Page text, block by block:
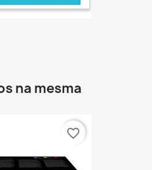
na mesma
favorite_border